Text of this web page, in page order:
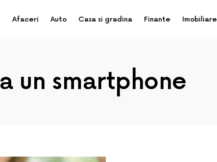
Afaceri Auto Casa si gradina Finante Imobiliare
un smartphone